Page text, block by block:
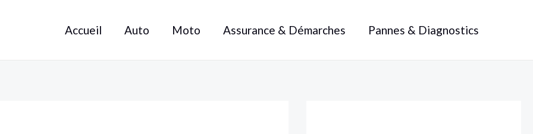
Accueil Auto Moto Assurance & Démarches Pannes & Diagnostics